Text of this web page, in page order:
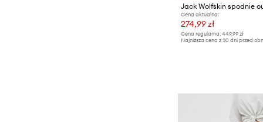
Cena aktualna:
274,99 zł
Cena regularna: 449,99 zł
Najniższa cena z 30 dni przed